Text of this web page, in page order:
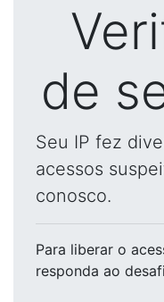
de
Seu IP fez
acessos
conosco.
Para liberar o
responda ao